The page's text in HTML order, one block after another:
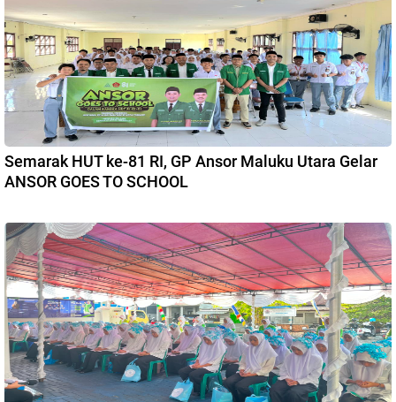
Semarak HUT ke-81 RI, GP Ansor Maluku Utara Gelar
ANSOR GOES TO SCHOOL